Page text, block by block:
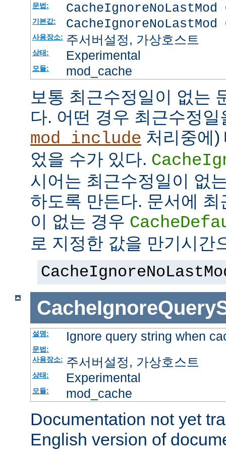
문법:
기본값:
사용장소: 주서버설정, 가상호스트
상태: Experimental
모듈: mod_cache
보통 최근수정일이 없는
다. 어떤 경우 최근수정
mod_include 처리중에)
었을 수가 있다.
시어는 최근수정일이 없
하도록 만든다. 문서에
이 없는 경우
로 지정한 값을 만기시간
설명: Ignore query string when
문법:
사용장소: 주서버설정, 가상호스트
상태: Experimental
모듈: mod_cache
Documentation not yet
English version of